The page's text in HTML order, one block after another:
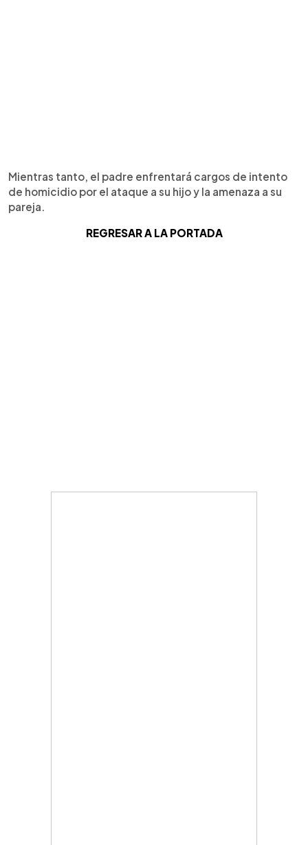
Mientras tanto, el padre enfrentará cargos de intento
de homicidio por el ataque a su hijo y la amenaza a su
pareja.
REGRESAR A LA PORTADA